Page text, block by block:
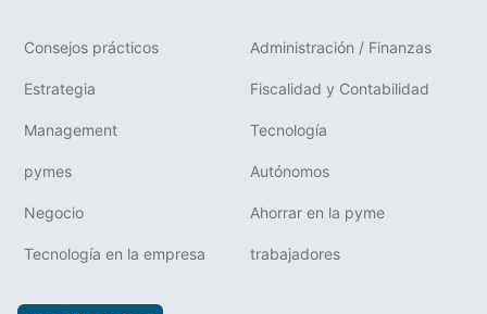
Consejos prácticos Administración / Finanzas
Estrategia Fiscalidad y Contabilidad
Management Tecnología
pymes Autónomos
Negocio Ahorrar en la pyme
Tecnología en la empresa trabajadores